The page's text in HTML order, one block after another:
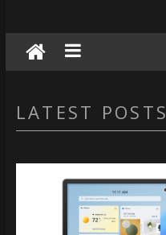
for
windows
11
LATEST POSTS